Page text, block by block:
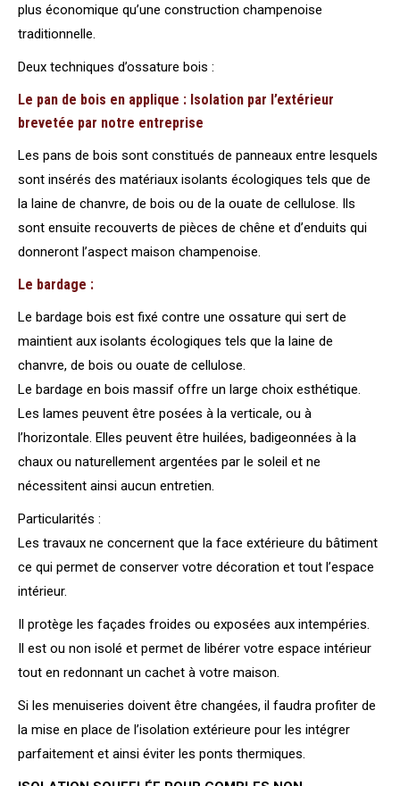
plus économique qu’une construction champenoise
traditionnelle.
Deux techniques d’ossature bois :
Le pan de bois en applique : Isolation par l’extérieur
brevetée par notre entreprise
Les pans de bois sont constitués de panneaux entre lesquels
sont insérés des matériaux isolants écologiques tels que de
la laine de chanvre, de bois ou de la ouate de cellulose. Ils
sont ensuite recouverts de pièces de chêne et d’enduits qui
donneront l’aspect maison champenoise.
Le bardage :
Le bardage bois est fixé contre une ossature qui sert de
maintient aux isolants écologiques tels que la laine de
chanvre, de bois ou ouate de cellulose.
Le bardage en bois massif offre un large choix esthétique.
Les lames peuvent être posées à la verticale, ou à
l’horizontale. Elles peuvent être huilées, badigeonnées à la
chaux ou naturellement argentées par le soleil et ne
nécessitent ainsi aucun entretien.
Particularités :
Les travaux ne concernent que la face extérieure du bâtiment
ce qui permet de conserver votre décoration et tout l’espace
intérieur.
Il protège les façades froides ou exposées aux intempéries.
Il est ou non isolé et permet de libérer votre espace intérieur
tout en redonnant un cachet à votre maison.
Si les menuiseries doivent être changées, il faudra profiter de
la mise en place de l’isolation extérieure pour les intégrer
parfaitement et ainsi éviter les ponts thermiques.